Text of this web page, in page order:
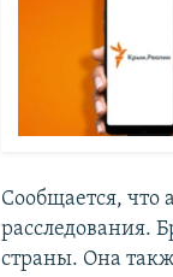
Сообщается, что
расследования.
страны. Она